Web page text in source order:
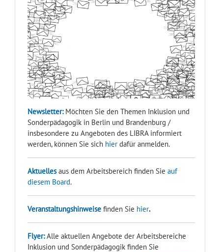
Newsletter: Möchten Sie den Themen Inklusion und
Sonderpädagogik in Berlin und Brandenburg /
insbesondere zu Angeboten des LIBRA informiert
werden, können Sie sich hier dafür anmelden.
Aktuellesaus dem Arbeitsbereich finden Sie auf
diesem Board.
Veranstaltungshinweise finden Sie hier.
Flyer:Alle aktuellen Angebote der Arbeitsbereiche
Inklusion und Sonderpädagogik finden Sie